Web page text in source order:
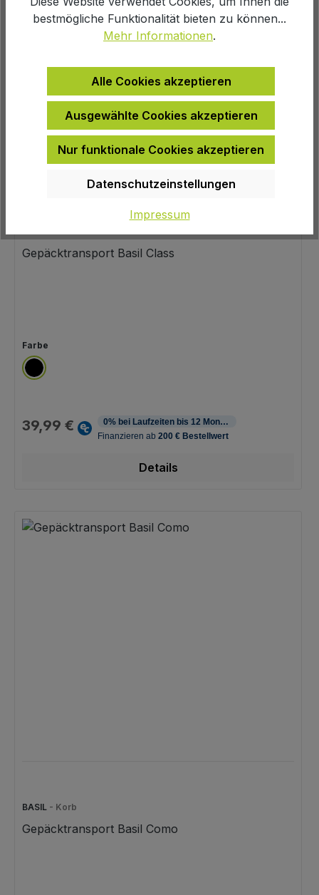
Gepäcktransport Basil Class
Farbe
schwarz
39,99 €
Details
BASIL - Korb
Gepäcktransport Basil Como
bestmögliche Funktionalität bieten zu können...
Mehr Informationen.
Alle Cookies akzeptieren
Ausgewählte Cookies akzeptieren
Nur funktionale Cookies akzeptieren
Datenschutzeinstellungen
Impressum